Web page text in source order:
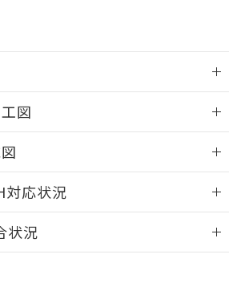
図
対応状況
項・凡例
状況
範囲」に記載されている法人を
りません。
指令のフタル酸エステル類４
では、対応完了までの期間は出
を記載しておりました。
て対応品への在庫切替を完了
とから、特段のことがない限
1月12日より割愛しておりま